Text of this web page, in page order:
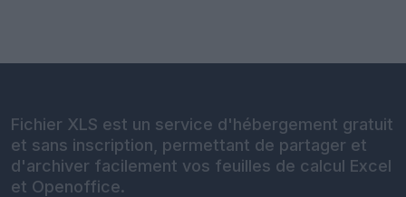
Fichier XLS est un service d'hébergement gratuit
et sans inscription, permettant de partager et
d'archiver facilement vos feuilles de calcul Excel
et Openoffice.